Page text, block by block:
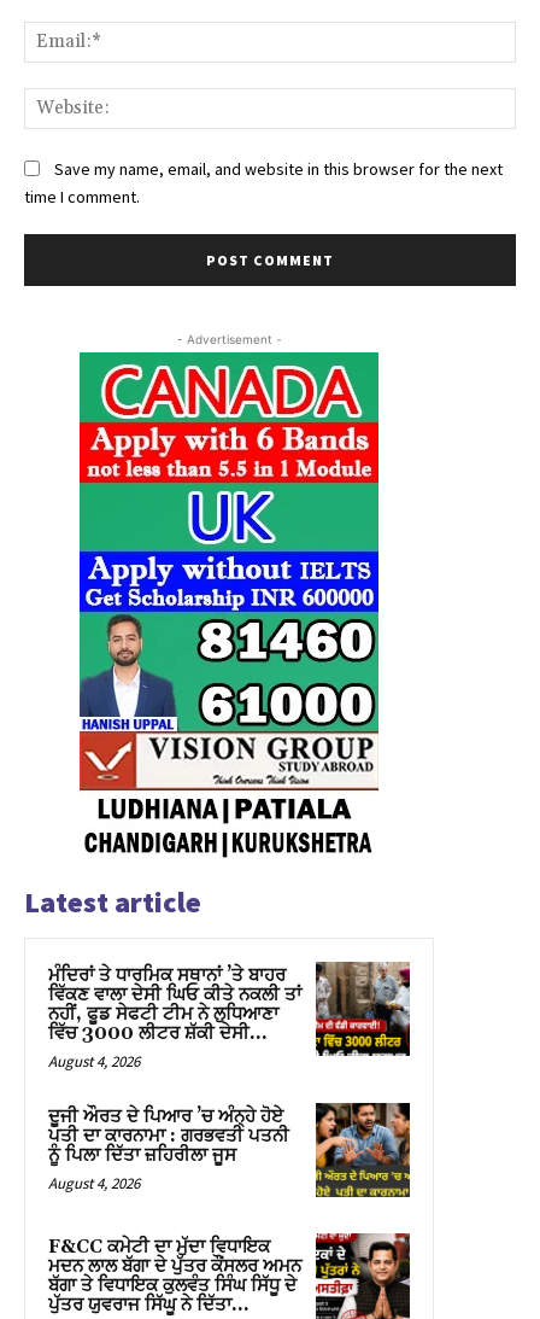
Save my name, email, and website in this browser for the next
time I comment.
- Advertisement -
Latest article
ਮੰਦਿਰਾਂ ਤੇ ਧਾਰਮਿਕ ਸਥਾਨਾਂ ’ਤੇ ਬਾਹਰ
ਵਿੱਕਣ ਵਾਲਾ ਦੇਸੀ ਘਿਓ ਕੀਤੇ ਨਕਲੀ ਤਾਂ
ਨਹੀਂ, ਫੂਡ ਸੇਫਟੀ ਟੀਮ ਨੇ ਲੁਧਿਆਣਾ
ਵਿੱਚ 3000 ਲੀਟਰ ਸ਼ੱਕੀ ਦੇਸੀ...
August 4, 2026
ਦੂਜੀ ਔਰਤ ਦੇ ਪਿਆਰ ’ਚ ਅੰਨ੍ਹੇ ਹੋਏ
ਪਤੀ ਦਾ ਕਾਰਨਾਮਾ : ਗਰਭਵਤੀ ਪਤਨੀ
ਨੂੰ ਪਿਲਾ ਦਿੱਤਾ ਜ਼ਹਿਰੀਲਾ ਜੂਸ
August 4, 2026
F&CC ਕਮੇਟੀ ਦਾ ਮੁੱਦਾ ਵਿਧਾਇਕ
ਮਦਨ ਲਾਲ ਬੱਗਾ ਦੇ ਪੁੱਤਰ ਕੌਂਸਲਰ ਅਮਨ
ਬੱਗਾ ਤੇ ਵਿਧਾਇਕ ਕੁਲਵੰਤ ਸਿੰਘ ਸਿੱਧੂ ਦੇ
ਪੁੱਤਰ ਯੁਵਰਾਜ ਸਿੱਘੂ ਨੇ ਦਿੱਤਾ...